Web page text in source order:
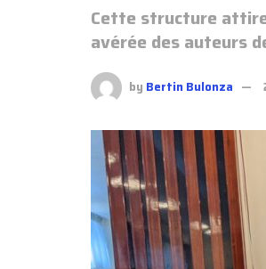
Cette structure
avérée des auteurs
by Bertin Bulonza